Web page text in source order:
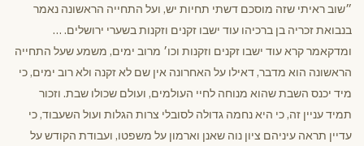
״שוב ראיתי שזה מוסכם דשתי תחיות יש, ועל התחייה הראשונה נאמר
בנבואת זכריה בן ברכיהו עוד ישבו זקנים וזקנות בשערי ירושלים. …
ומדקאמר קרא עוד ישבו זקנים וזקנות וכו׳ מרוב ימים, משמע שעל התחייה
הראשונה הוא מדבר, דאילו על האחרונה אין שם לא זקנה ולא רוב ימים, כי
מיד יכנס השבת שהוא מנוחה לחיי העולמים, ועולם שכולו שבת. וזכור
תמיד עניין זה, כי היא נחמה גדולה לסובלי צרות הגלות ועול השעבוד, כי
עדיין תראה עיניהם ציון נוה שאנן וארמון על משפטו, ועבודת הקודש על